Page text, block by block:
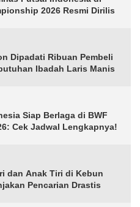
2026 Resmi Dirilis
Dipadati Ribuan Pembeli
Ibadah Laris Manis
Siap Berlaga di BWF
Cek Jadwal Lengkapnya!
dan Anak Tiri di Kebun
Pencarian Drastis